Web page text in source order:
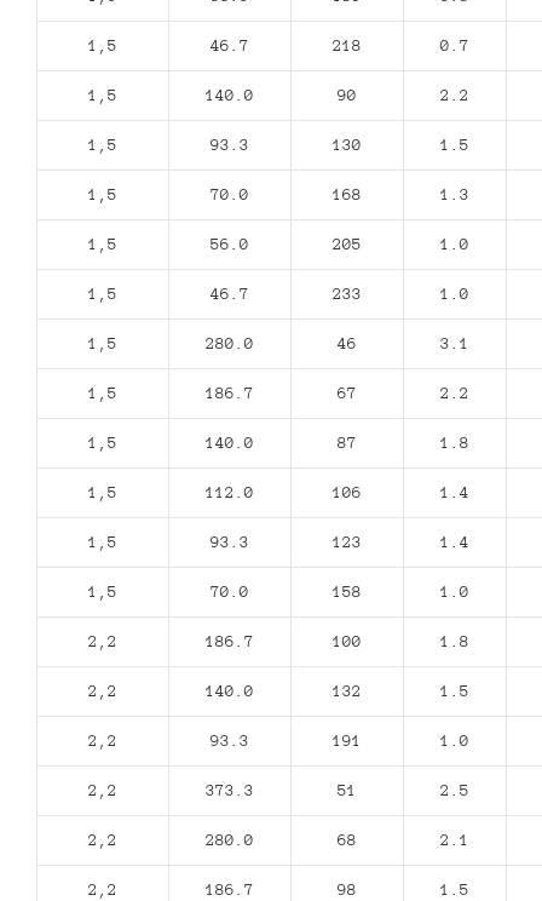
1,5 46.7 218 0.7
1,5 140.0 90 2.2
1,5 93.3 130 1.5
1,5 70.0 168 1.3
1,5 56.0 205 1.0
1,5 46.7 233 1.0
1,5 280.0 46 3.1
1,5 186.7 67 2.2
1,5 140.0 87 1.8
1,5 112.0 106 1.4
1,5 93.3 123 1.4
1,5 70.0 158 1.0
2,2 186.7 100 1.8
2,2 140.0 132 1.5
2,2 93.3 191 1.0
2,2 373.3 51 2.5
2,2 280.0 68 2.1
2,2 186.7 98 1.5